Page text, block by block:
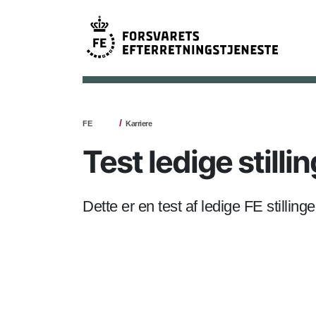
FE Karriere
Test ledige
Dette er en test af ledige FE